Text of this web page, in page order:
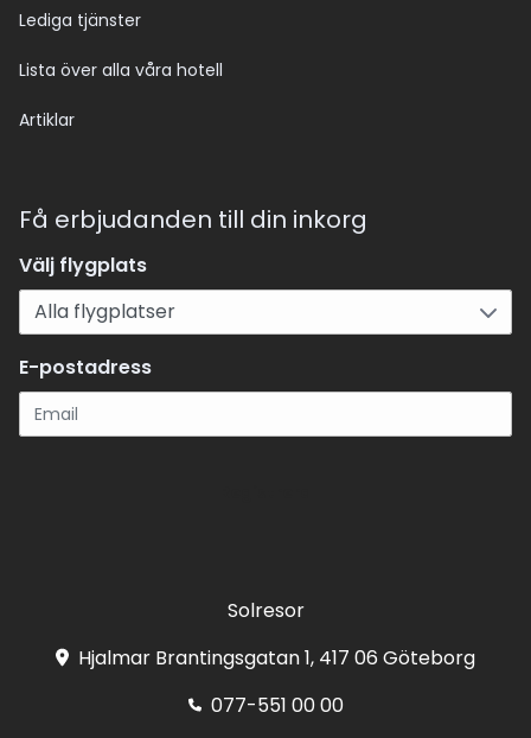
Lediga tjänster
Lista över alla våra hotell
Artiklar
Få erbjudanden till din inkorg
Välj flygplats
E-postadress
Solresor
Hjalmar Brantingsgatan 1, 417 06 Göteborg
077-551 00 00